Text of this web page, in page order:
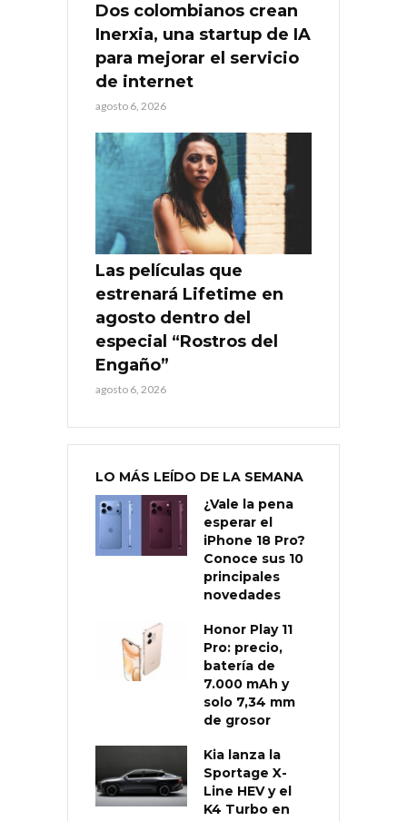
Dos colombianos crean
Inerxia, una startup de IA
para mejorar el servicio
de internet
agosto 6, 2026
Las películas que
estrenará Lifetime en
agosto dentro del
especial “Rostros del
Engaño”
agosto 6, 2026
LO MÁS LEÍDO DE LA SEMANA
¿Vale la pena
esperar el
iPhone 18 Pro?
Conoce sus 10
principales
novedades
Honor Play 11
Pro: precio,
batería de
7.000 mAh y
solo 7,34 mm
de grosor
Kia lanza la
Sportage X-
Line HEV y el
K4 Turbo en